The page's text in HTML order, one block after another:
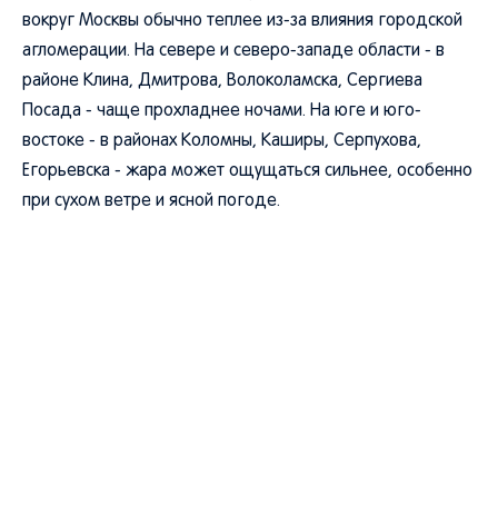
вокруг Москвы обычно теплее из-за влияния городской
агломерации. На севере и северо-западе области - в
районе Клина, Дмитрова, Волоколамска, Сергиева
Посада - чаще прохладнее ночами. На юге и юго-
востоке - в районах Коломны, Каширы, Серпухова,
Егорьевска - жара может ощущаться сильнее, особенно
при сухом ветре и ясной погоде.